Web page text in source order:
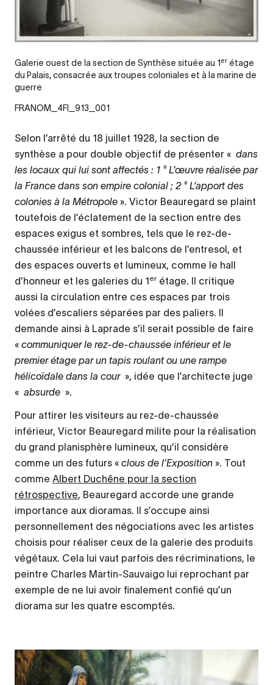
Galerie ouest de la section de Synthèse située au 1 er étage
du Palais, consacrée aux troupes coloniales et à la marine de
guerre
FRANOM_4FI_913_001
Selon l’arrêté du 18 juillet 1928, la section de
synthèse a pour double objectif de présenter « dans
les locaux qui lui sont affectés : 1 ° L’œuvre réalisée par
la France dans son empire colonial ; 2 ° L’apport des
colonies à la Métropole ». Victor Beauregard se plaint
toutefois de l’éclatement de la section entre des
espaces exigus et sombres, tels que le rez-de-
chaussée inférieur et les balcons de l’entresol, et
des espaces ouverts et lumineux, comme le hall
d’honneur et les galeries du 1 er étage. Il critique
aussi la circulation entre ces espaces par trois
volées d’escaliers séparées par des paliers. Il
demande ainsi à Laprade s’il serait possible de faire
« communiquer le rez-de-chaussée inférieur et le
premier étage par un tapis roulant ou une rampe
hélicoïdale dans la cour », idée que l’architecte juge
« absurde ».
Pour attirer les visiteurs au rez-de-chaussée
inférieur, Victor Beauregard milite pour la réalisation
du grand planisphère lumineux, qu’il considère
comme un des futurs « clous de l’Exposition ». Tout
comme Albert Duchêne pour la section
rétrospective, Beauregard accorde une grande
importance aux dioramas. Il s’occupe ainsi
personnellement des négociations avec les artistes
choisis pour réaliser ceux de la galerie des produits
végétaux. Cela lui vaut parfois des récriminations, le
peintre Charles Martin-Sauvaigo lui reprochant par
exemple de ne lui avoir finalement confié qu’un
diorama sur les quatre escomptés.